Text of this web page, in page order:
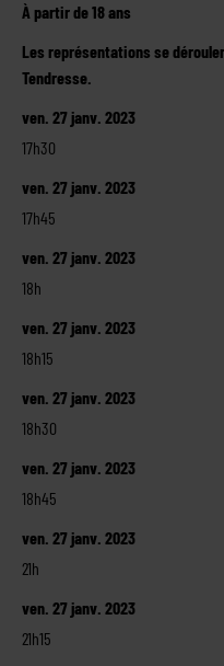
À partir de 18 ans
Les représentations se
Tendresse.
ven. 27 janv. 2023
17h30
ven. 27 janv. 2023
17h45
ven. 27 janv. 2023
18h
ven. 27 janv. 2023
18h15
ven. 27 janv. 2023
18h30
ven. 27 janv. 2023
18h45
ven. 27 janv. 2023
21h
ven. 27 janv. 2023
21h15